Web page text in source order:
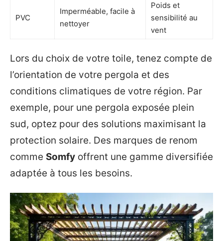
PVC
Imperméable, facile à
nettoyer
Poids et
sensibilité au
vent
Lors du choix de votre toile, tenez compte de
l’orientation de votre pergola et des
conditions climatiques de votre région. Par
exemple, pour une pergola exposée plein
sud, optez pour des solutions maximisant la
protection solaire. Des marques de renom
comme Somfy offrent une gamme diversifiée
adaptée à tous les besoins.